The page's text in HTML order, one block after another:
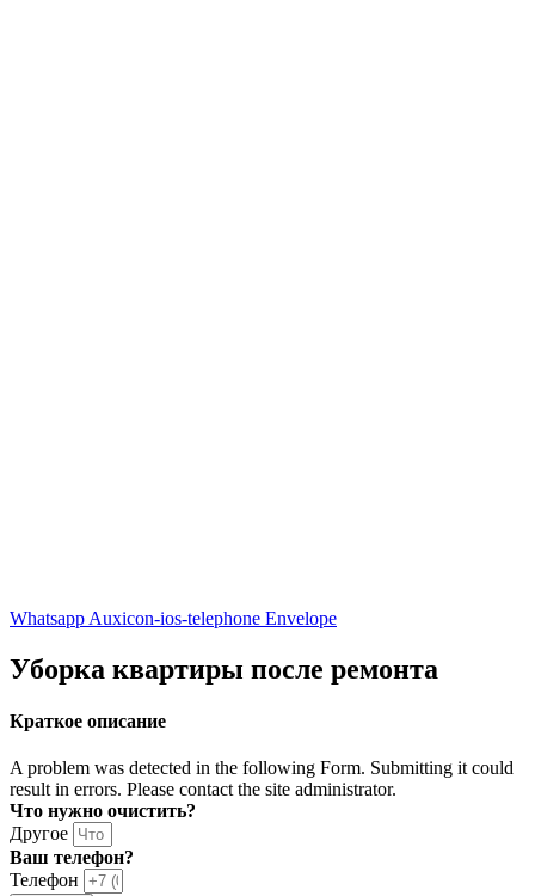
Whatsapp Auxicon-ios-telephone Envelope
Уборка квартиры после ремонта
Краткое описание
A problem was detected in the following Form. Submitting it could
result in errors. Please contact the site administrator.
Что нужно очистить?
Другое
Ваш телефон?
Телефон